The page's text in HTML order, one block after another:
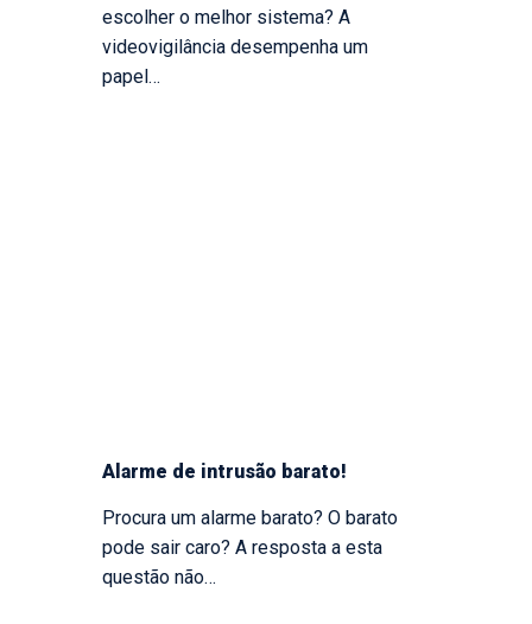
escolher o melhor sistema? A
videovigilância desempenha um
papel…
Alarme de intrusão barato!
Procura um alarme barato? O barato
pode sair caro? A resposta a esta
questão não…